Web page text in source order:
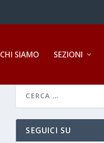
CHI SIAMO SEZIONI
SEGUICI SU